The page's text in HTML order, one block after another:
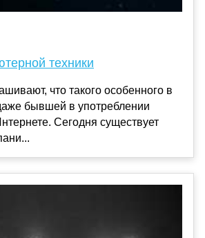
техники
что такого особенного в
бывшей в употреблении
Сегодня существует